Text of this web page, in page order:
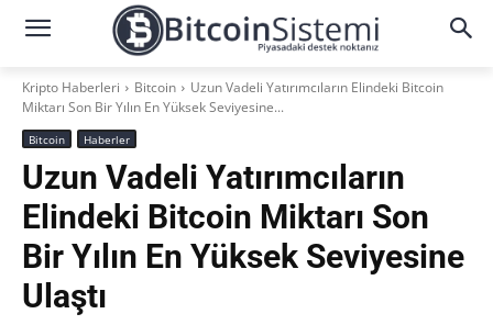
Kripto Haberleri Bitcoin
Uzun Vadeli Yatırımcıların Elindeki Bitcoin
Miktarı Son Bir Yılın En Yüksek Seviyesine...
Bitcoin Haberler
Uzun Vadeli Yatırımcıların
Elindeki Bitcoin Miktarı Son
Bir Yılın En Yüksek Seviyesine
Ulaştı